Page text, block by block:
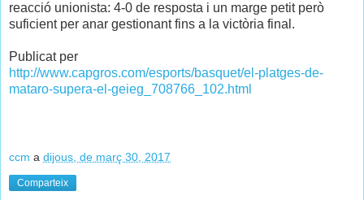
reacció unionista: 4-0 de resposta i un marge petit però
suficient per anar gestionant fins a la victòria final.
Publicat per
http://www.capgros.com/esports/basquet/el-platges-de-
mataro-supera-el-geieg_708766_102.html
ccm a dijous, de març 30, 2017
Comparteix